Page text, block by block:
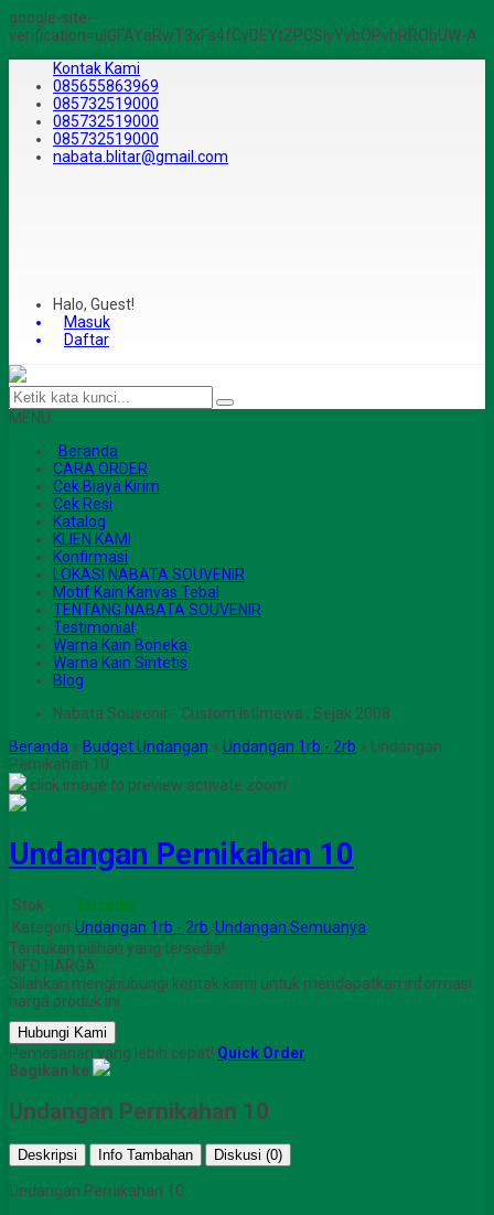
google-site-
verification=ulGFAYaRwT3xFs4fCyDEYtZPCSlyYvbOPvhRRObUW-A
Kontak Kami
085655863969
085732519000
085732519000
085732519000
nabata.blitar@gmail.com
Halo, Guest!
Masuk
Daftar
MENU
Beranda
CARA ORDER
Cek Biaya Kirim
Cek Resi
Katalog
KLIEN KAMI
Konfirmasi
LOKASI NABATA SOUVENIR
Motif Kain Kanvas Tebal
TENTANG NABATA SOUVENIR
Testimonial
Warna Kain Boneka
Warna Kain Sintetis
Blog
Nabata Souvenir - Custom Istimewa , Sejak 2008 .
Beranda » Budget Undangan » Undangan 1rb - 2rb » Undangan
Pernikahan 10
click image to preview activate zoom
Undangan Pernikahan 10
Stok
Tersedia
Kategori Undangan 1rb - 2rb, Undangan Semuanya
Tentukan pilihan yang tersedia!
INFO HARGA
Silahkan menghubungi kontak kami untuk mendapatkan informasi
harga produk ini.
Hubungi Kami
Pemesanan yang lebih cepat! Quick Order
Bagikan ke
Undangan Pernikahan 10
Deskripsi Info Tambahan Diskusi (0)
Undangan Pernikahan 10